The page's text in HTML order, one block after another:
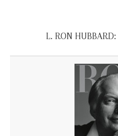
L. RON